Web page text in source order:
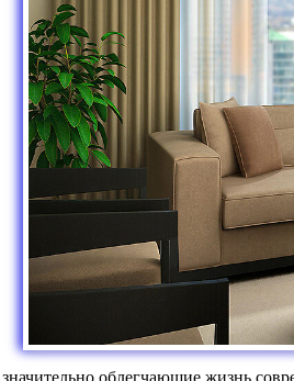
облегчающие жизнь